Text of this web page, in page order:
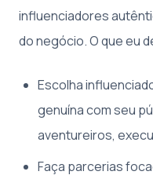
influenciadores
do negócio. O que eu
Escolha
genuína com seu
aventureiros,
Faça parcerias